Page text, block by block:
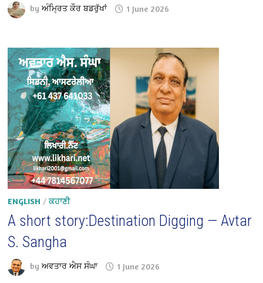
byਅੰਮ੍ਰਿਤ ਕੌਰ ਬਡਰੁੱਖਾਂ 1 June 2026
ENGLISH /ਕਹਾਣੀ
A short story:Destination Digging — Avtar
S. Sangha
byਅਵਤਾਰ ਐਸ ਸੰਘਾ 1 June 2026